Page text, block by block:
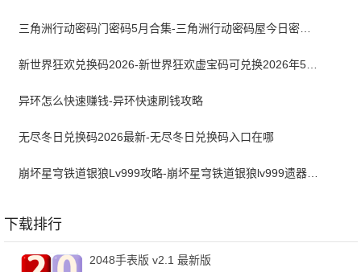
三角洲行动密码门密码5月合集-三角洲行动密码屋今日密码大全2026最新5月
新世界狂欢兑换码2026-新世界狂欢虚宝码可兑换2026年5月最新
异环怎么快速赚钱-异环快速刷钱攻略
无尽冬日兑换码2026最新-无尽冬日兑换码入口在哪
崩坏星穹铁道银狼Lv999攻略-崩坏星穹铁道银狼lv999遗器词条带什么
下载排行
2048手表版 v2.1 最新版